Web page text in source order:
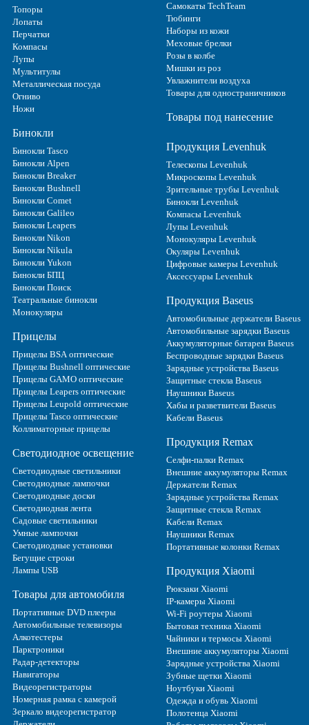
Топоры
Лопаты
Перчатки
Компасы
Лупы
Мультитулы
Металлическая посуда
Огниво
Ножи
Бинокли
Бинокли Tasco
Бинокли Alpen
Бинокли Breaker
Бинокли Bushnell
Бинокли Comet
Бинокли Galileo
Бинокли Leapers
Бинокли Nikon
Бинокли Nikula
Бинокли Yukon
Бинокли БПЦ
Бинокли Поиск
Театральные бинокли
Монокуляры
Прицелы
Прицелы BSA оптические
Прицелы Bushnell оптические
Прицелы GAMO оптические
Прицелы Leapers оптические
Прицелы Leupold оптические
Прицелы Tasco оптические
Коллиматорные прицелы
Светодиодное освещение
Светодиодные светильники
Светодиодные лампочки
Светодиодные доски
Светодиодная лента
Садовые светильники
Умные лампочки
Светодиодные установки
Бегущие строки
Лампы USB
Товары для автомобиля
Портативные DVD плееры
Автомобильные телевизоры
Алкотестеры
Парктроники
Радар-детекторы
Навигаторы
Видеорегистраторы
Номерная рамка с камерой
Зеркало видеорегистратор
Самокаты TechTeam
Тюбинги
Наборы из кожи
Меховые брелки
Розы в колбе
Мишки из роз
Увлажнители воздуха
Товары для одностраничников
Товары под нанесение
Продукция Levenhuk
Телескопы Levenhuk
Микроскопы Levenhuk
Зрительные трубы Levenhuk
Бинокли Levenhuk
Компасы Levenhuk
Лупы Levenhuk
Монокуляры Levenhuk
Окуляры Levenhuk
Цифровые камеры Levenhuk
Аксессуары Levenhuk
Продукция Baseus
Автомобильные держатели Baseus
Автомобильные зарядки Baseus
Аккумуляторные батареи Baseus
Беспроводные зарядки Baseus
Зарядные устройства Baseus
Защитные стекла Baseus
Наушники Baseus
Хабы и разветвители Baseus
Кабели Baseus
Продукция Remax
Селфи-палки Remax
Внешние аккумуляторы Remax
Держатели Remax
Зарядные устройства Remax
Защитные стекла Remax
Кабели Remax
Наушники Remax
Портативные колонки Remax
Продукция Xiaomi
Рюкзаки Xiaomi
IP-камеры Xiaomi
Wi-Fi роутеры Xiaomi
Бытовая техника Xiaomi
Чайники и термосы Xiaomi
Внешние аккумуляторы Xiaomi
Зарядные устройства Xiaomi
Зубные щетки Xiaomi
Ноутбуки Xiaomi
Одежда и обувь Xiaomi
Полотенца Xiaomi